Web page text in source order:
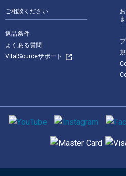
ご相談ください
返品条件
よくある質問
VitalSourceサポート
ソーシャルメディア
サポートされている支払い方法